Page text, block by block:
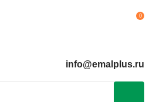
info@emalplus.ru